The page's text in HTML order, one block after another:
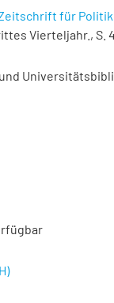
für
Vierteljahr., S.